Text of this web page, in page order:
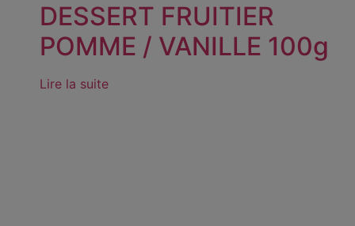
DESSERT FRUITIER
POMME / VANILLE 100g
Lire la suite